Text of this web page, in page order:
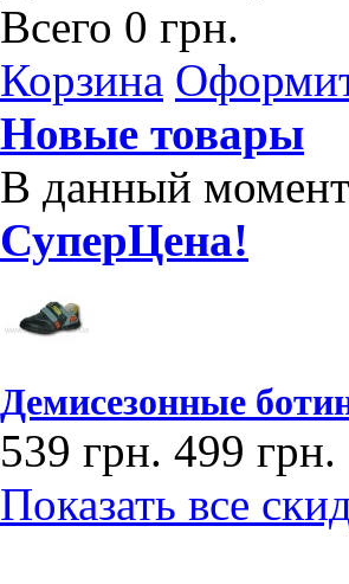
Всего 0 грн.
Корзина
Новые товары
В данный
СуперЦена!
Демисезонные
539 грн. 499 грн.
Показать все